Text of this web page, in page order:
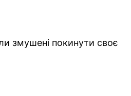
змушені покинути своє